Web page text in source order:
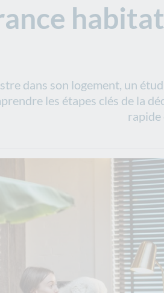
dans son logement, un
les étapes clés de la
rapide